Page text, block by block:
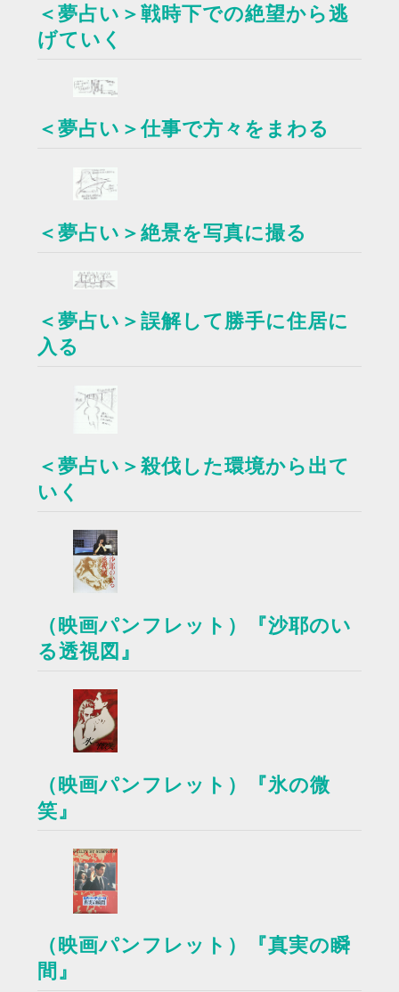
＜夢占い＞戦時下での絶望から逃
げていく
＜夢占い＞仕事で方々をまわる
＜夢占い＞絶景を写真に撮る
＜夢占い＞誤解して勝手に住居に
入る
＜夢占い＞殺伐した環境から出て
いく
（映画パンフレット）『沙耶のい
る透視図』
（映画パンフレット）『氷の微
笑』
（映画パンフレット）『真実の瞬
間』